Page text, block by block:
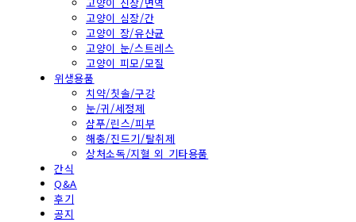
고양이 심장/간
고양이 장/유산균
고양이 눈/스트레스
고양이 피모/모질
위생용품
치약/칫솔/구강
눈/귀/세정제
샴푸/린스/피부
해충/진드기/탈취제
상처소독/지혈 외 기타용품
간식
Q&A
후기
공지